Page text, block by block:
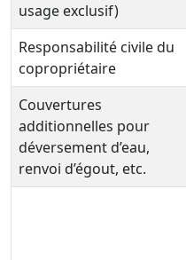
usage exclusif)
Responsabilité civile du
copropriétaire
Couvertures
additionnelles pour
déversement d’eau,
renvoi d’égout, etc.